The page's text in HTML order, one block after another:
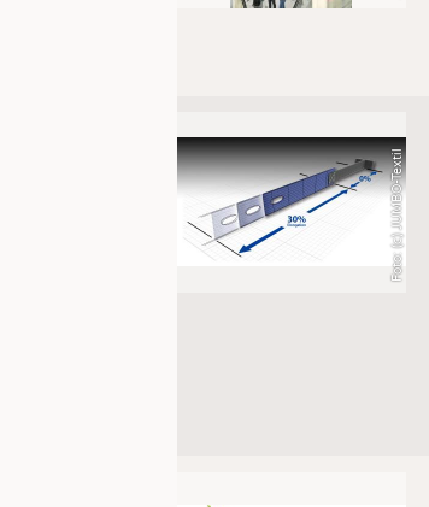
Foto: (c) JUMBO-Textil